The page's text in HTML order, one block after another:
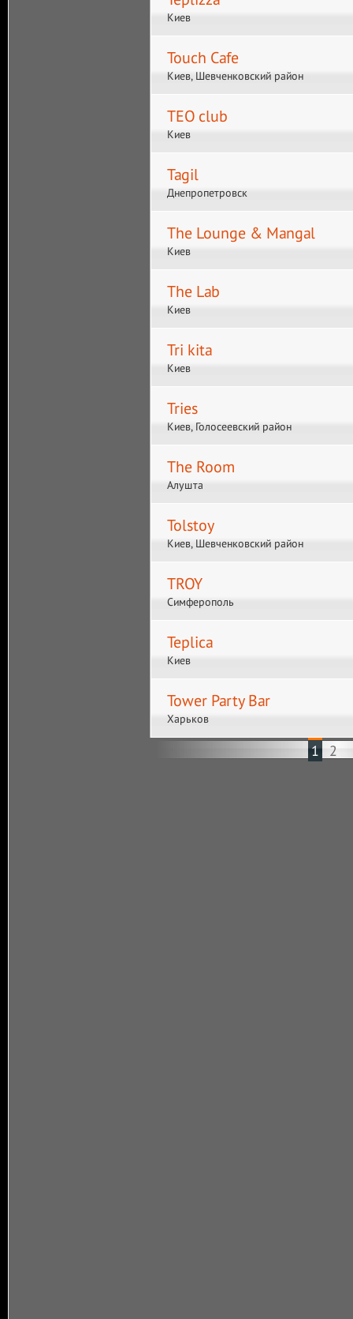
Киев
Touch Cafe
Киев, Шевченковский район
TEO club
Киев
Tagil
Днепропетровск
The Lounge & Mangal
Киев
The Lab
Киев
Tri kita
Киев
Tries
Киев, Голосеевский район
The Room
Алушта
Tolstoy
Киев, Шевченковский район
TROY
Симферополь
Teplica
Киев
Tower Party Bar
Харьков
1 2